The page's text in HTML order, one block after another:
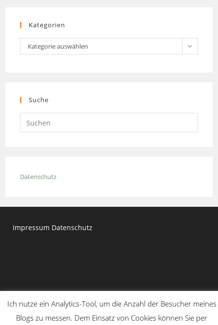
Kategorien
Kategorien
Kategorie auswählen
Suche
Datenschutz
Impressum Datenschutz
Copyright 2020 - Dr. Moritz Kirchner
Ich nutze ein Analytics-Tool, um die Anzahl der Besucher meines
Blogs zu messen. Dem Einsatz von Cookies können Sie per